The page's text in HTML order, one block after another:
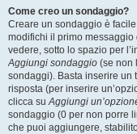
Come creo un sondaggio?
Creare un sondaggio è
modifichi il primo messaggio
vedere, sotto lo spazio per
Aggiungi sondaggio (se non
sondaggi). Basta inserire un
risposta (per inserire
clicca suAggiungi
sondaggio (0 per non porre
che puoi aggiungere,